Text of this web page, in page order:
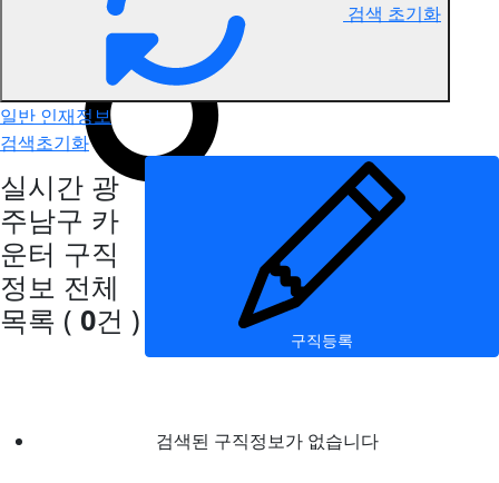
광주남구 카운터 구직정보
검색 초기화
일반 인재정보
검색초기화
실시간 광
주남구 카
운터 구직
정보 전체
목록 ( 0건 )
구직등록
검색된 구직정보가 없습니다